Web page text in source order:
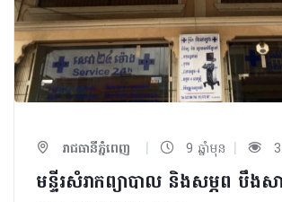
រាជធានីភ្នំពេញ | 9 ឆ្នាំមុន |
មន្ទីរសំរាកព្យាបាល​ និងសម្ភព បឹង